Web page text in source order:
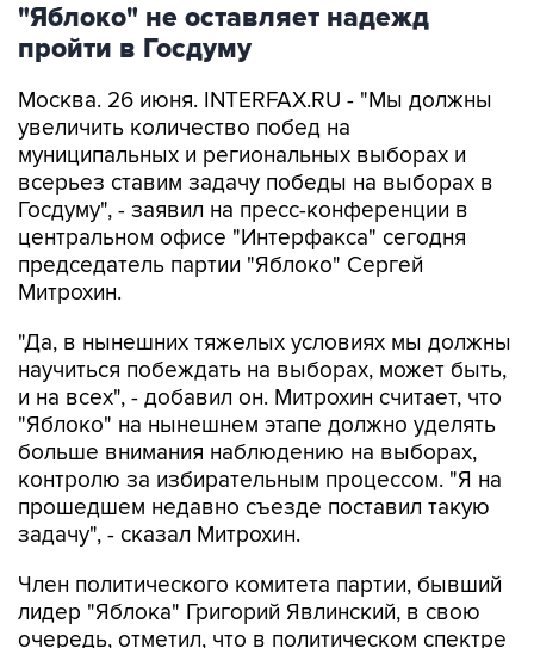
"Яблоко" не оставляет надежд
пройти в Госдуму
Москва. 26 июня. INTERFAX.RU - "Мы должны
увеличить количество побед на
муниципальных и региональных выборах и
всерьез ставим задачу победы на выборах в
Госдуму", - заявил на пресс-конференции в
центральном офисе "Интерфакса" сегодня
председатель партии "Яблоко" Сергей
Митрохин.
"Да, в нынешних тяжелых условиях мы должны
научиться побеждать на выборах, может быть,
и на всех", - добавил он. Митрохин считает, что
"Яблоко" на нынешнем этапе должно уделять
больше внимания наблюдению на выборах,
контролю за избирательным процессом. "Я на
прошедшем недавно съезде поставил такую
задачу", - сказал Митрохин.
Член политического комитета партии, бывший
лидер "Яблока" Григорий Явлинский, в свою
очередь, отметил, что в политическом спектре